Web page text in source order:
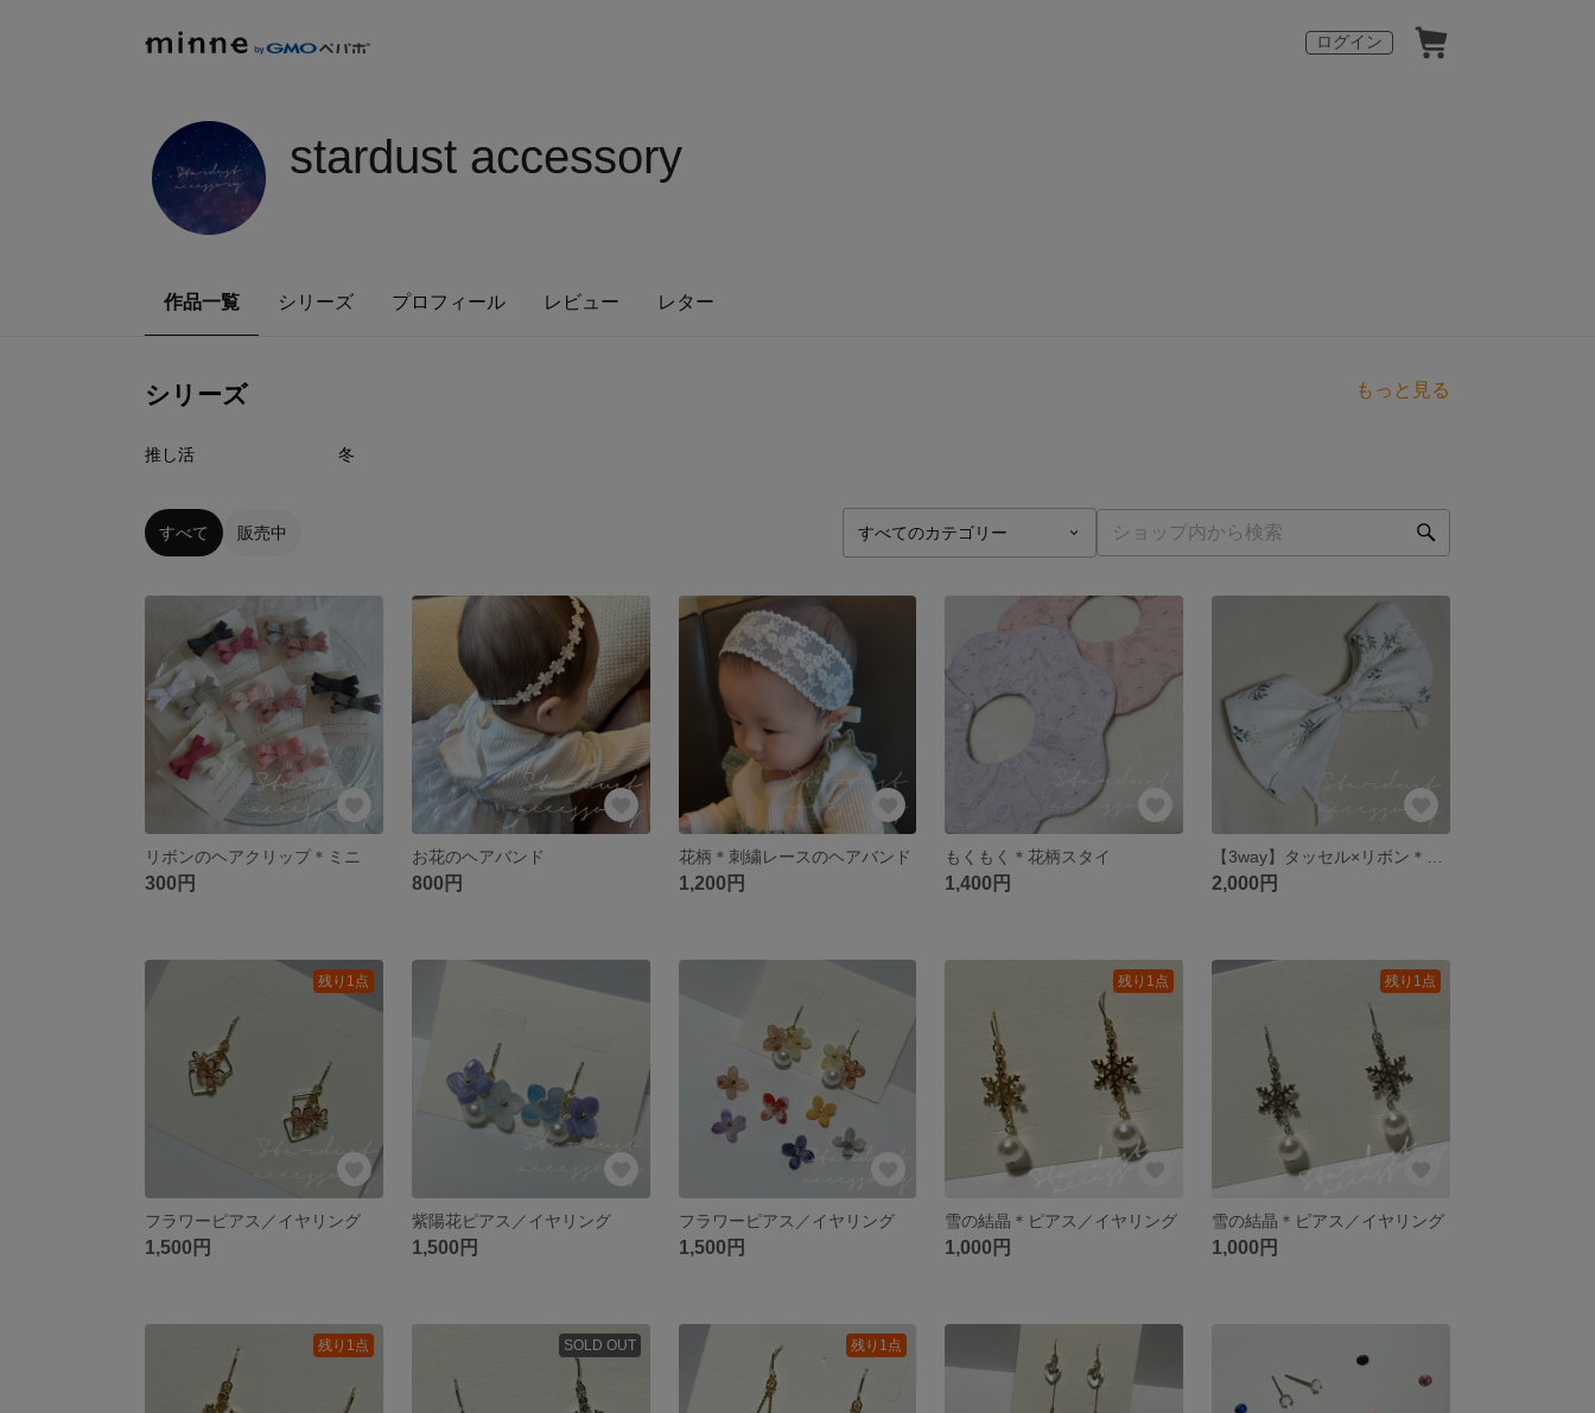
ログイン
stardust accessory
作品一覧 シリーズ プロフィール レビュー レター
シリーズ もっと見る
推し活 冬
すべて 販売中
リボンのヘアクリップ＊ミニ
300円
お花のヘアバンド
800円
花柄＊刺繍レースのヘアバンド
1,200円
もくもく＊花柄スタイ
1,400円 2,000円
残り1点
フラワーピアス／イヤリング
1,500円
紫陽花ピアス／イヤリング
1,500円
フラワーピアス／イヤリング
1,500円
残り1点
雪の結晶＊ピアス／イヤリング
1,000円
残り1点
雪の結晶＊ピアス／イヤリング
1,000円
残り1点 SOLD OUT 残り1点